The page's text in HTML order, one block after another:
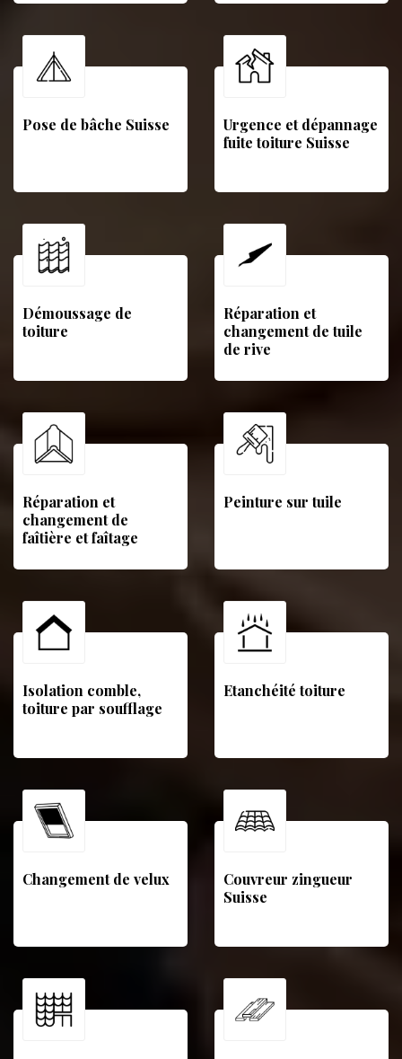
Pose de bâche Suisse
Urgence et dépannage
fuite toiture Suisse
Démoussage de
toiture
Réparation et
changement de tuile
de rive
Réparation et
changement de
faîtière et faîtage
Peinture sur tuile
Isolation comble,
toiture par soufflage
Etanchéité toiture
Changement de velux
Couvreur zingueur
Suisse